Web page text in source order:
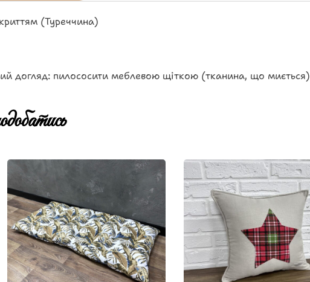
(Туреччина)
догляд: пилососити меблевою щіткою (тканина, що миється)